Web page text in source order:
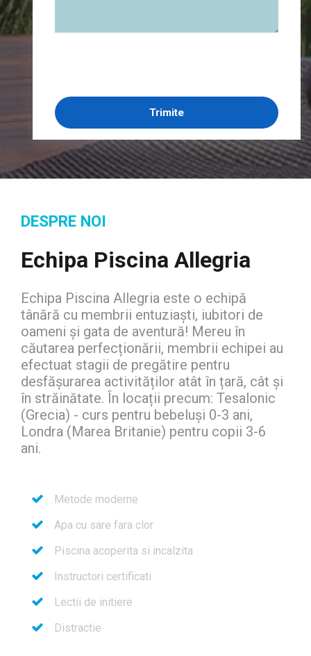
DESPRE NOI
Echipa Piscina Allegria
Echipa Piscina Allegria este o echipă
tânără cu membrii entuziaști, iubitori de
oameni și gata de aventură! Mereu în
căutarea perfecționării, membrii echipei au
efectuat stagii de pregătire pentru
desfășurarea activităților atât în țară, cât și
în străinătate. În locații precum: Tesalonic
(Grecia) - curs pentru bebeluși 0-3 ani,
Londra (Marea Britanie) pentru copii 3-6
ani.
Metode moderne
Apa cu sare fara clor
Piscina acoperita si incalzita
Instructori certificati
Lectii de initiere
Distractie